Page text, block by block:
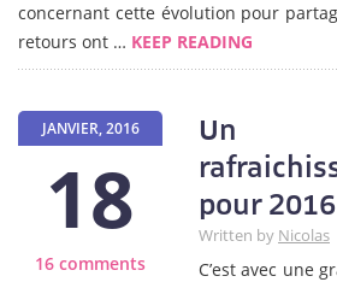
concernant cette évolution pour
retours ont … KEEP READING
JANVIER, 2016
18
16 comments
Un
pour 2016
Written by Nicolas
C’est avec une